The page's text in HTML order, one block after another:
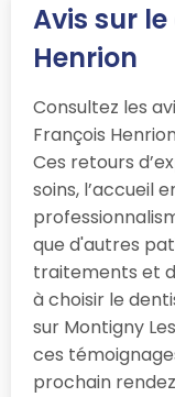
Avis sur
Henrion
Consultez les
François
Ces retours
soins, l’accueil
que d'autres
traitements et
à choisir le
sur Montigny
ces
prochain